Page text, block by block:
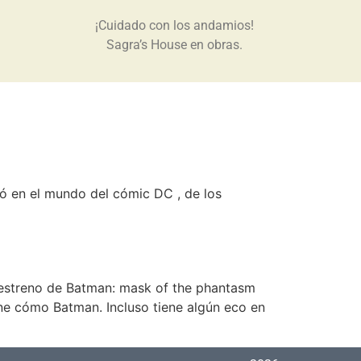
¡Cuidado con los andamios!
Sagra’s House en obras.
en el mundo del cómic DC , de los
de Batman: mask of the phantasm
cómo Batman. Incluso tiene algún eco en